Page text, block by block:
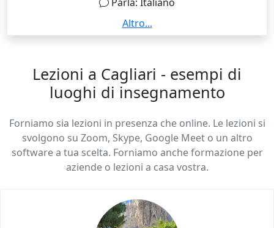
soprattutto-inglese-online-con-allievi-tutte.html
Sono Carmen, sono una studentessa all'ultimo anno
universitario di lingue straniere, con certificazioni in
molto poter trasmettere la mia passione alla gente e
sarei felice di poterlo fare. Ho già svolto lezioni
private in altre circostanze quindi ho esperienza nel
mio lavoro. Essendo una studentessa so quali
potrebbero essere le maggiori difficoltà e sarei in
grado di comprendere le esigenze di ciascuno.
Altro...
Lezioni a Cagliari - esempi di
luoghi di insegnamento
Forniamo sia lezioni in presenza che online. Le lezioni si
svolgono su Zoom, Skype, Google Meet o un altro
software a tua scelta. Forniamo anche formazione per
aziende o lezioni a casa vostra.